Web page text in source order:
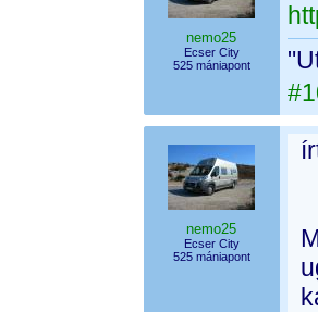
nemo25
Ecser City
525 mániapont
nemo25
Ecser City
525 mániapont